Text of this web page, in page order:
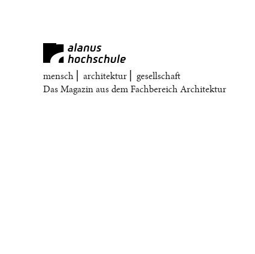
mensch ⎜ architektur ⎜ gesellschaft
Das Magazin aus dem Fachbereich Architektur